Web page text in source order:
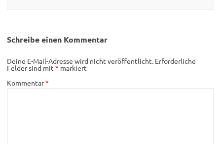
Schreibe einen Kommentar
Deine E-Mail-Adresse wird nicht veröffentlicht. Erforderliche
Felder sind mit * markiert
Kommentar*